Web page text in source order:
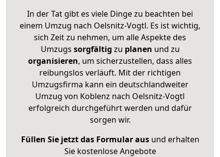
In der Tat gibt es viele Dinge zu beachten bei
einem Umzug nach Oelsnitz-Vogtl. Es ist wichtig,
sich Zeit zu nehmen, um alle Aspekte des
Umzugs sorgfältig zu planen und zu
organisieren, um sicherzustellen, dass alles
reibungslos verläuft. Mit der richtigen
Umzugsfirma kann ein deutschlandweiter
Umzug von Koblenz nach Oelsnitz-Vogtl
erfolgreich durchgeführt werden und dafür
sorgen wir.
Füllen Sie jetzt das Formular ausund erhalten
Sie kostenlose Angebote